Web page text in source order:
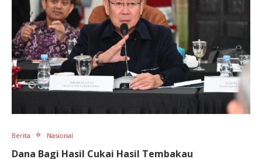
Berita Nasional
Dana Bagi Hasil Cukai Hasil Tembakau